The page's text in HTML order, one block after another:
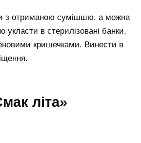
з отриманою сумішшю, а можна
укласти в стерилізовані банки,
кришечками. Винести в
літа»